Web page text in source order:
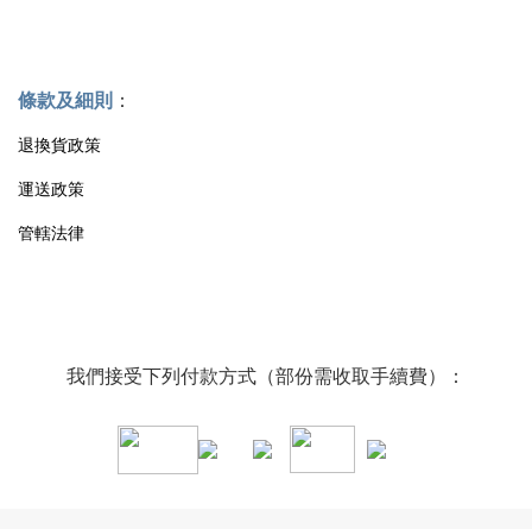
條款及細則 ：
退換貨政策
運送政策
管轄法律
我們接受下列付款方式（部份需收取手續費）：